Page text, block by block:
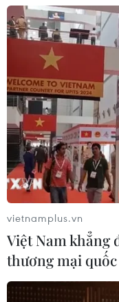
vietnamplus.vn
Việt Nam khẳng
thương mại